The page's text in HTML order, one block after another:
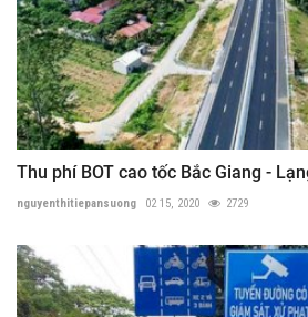
Thu phí BOT cao tốc Bắc Giang -
nguyenthitiepansuong 02 15, 2020 2729